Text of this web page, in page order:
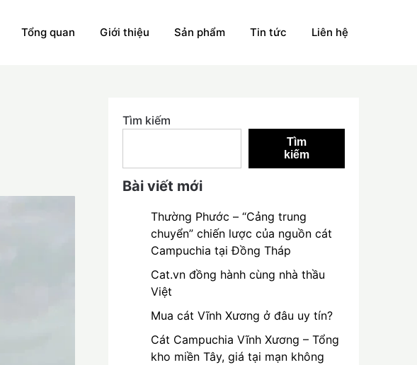
Tổng quan Giới thiệu Sản phẩm Tin tức Liên hệ
Tìm kiếm
Tìm
kiếm
Bài viết mới
Thường Phước – “Cảng trung
chuyển” chiến lược của nguồn cát
Campuchia tại Đồng Tháp
Cat.vn đồng hành cùng nhà thầu
Việt
Mua cát Vĩnh Xương ở đâu uy tín?
Cát Campuchia Vĩnh Xương – Tổng
kho miền Tây, giá tại mạn không